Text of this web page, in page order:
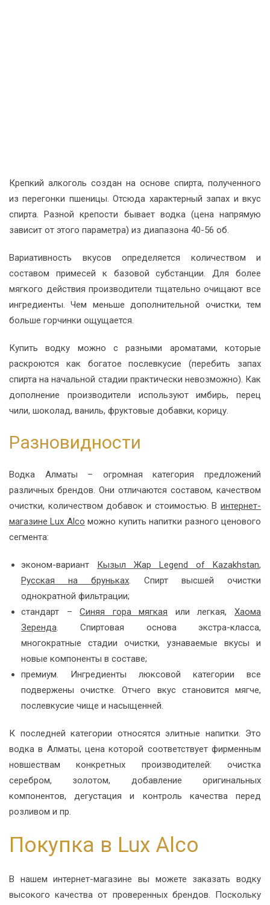
Крепкий алкоголь создан на основе спирта, полученного
из перегонки пшеницы. Отсюда характерный запах и вкус
спирта. Разной крепости бывает водка (цена напрямую
зависит от этого параметра) из диапазона 40-56 об.
Вариативность вкусов определяется количеством и
составом примесей к базовой субстанции. Для более
мягкого действия производители тщательно очищают все
ингредиенты. Чем меньше дополнительной очистки, тем
больше горчинки ощущается.
Купить водку можно с разными ароматами, которые
раскроются как богатое послевкусие (перебить запах
спирта на начальной стадии практически невозможно). Как
дополнение производители используют имбирь, перец
чили, шоколад, ваниль, фруктовые добавки, корицу.
Разновидности
Водка Алматы – огромная категория предложений
различных брендов. Они отличаются составом, качеством
очистки, количеством добавок и стоимостью. В интернет-
магазине Lux Alco можно купить напитки разного ценового
сегмента:
эконом-вариант Кызыл Жар Legend of Kazakhstan,
Русская на бруньках. Спирт высшей очистки
однократной фильтрации;
стандарт –Синяя гора мягкая или легкая,Хаома
Зеренда. Спиртовая основа экстра-класса,
многократные стадии очистки, узнаваемые вкусы и
новые компоненты в составе;
премиум. Ингредиенты люксовой категории все
подвержены очистке. Отчего вкус становится мягче,
послевкусие чище и насыщенней.
К последней категории относятся элитные напитки. Это
водка в Алматы, цена которой соответствует фирменным
новшествам конкретных производителей: очистка
серебром, золотом, добавление оригинальных
компонентов, дегустация и контроль качества перед
розливом и пр.
Покупка в Lux Alco
В нашем интернет-магазине вы можете заказать водку
высокого качества от проверенных брендов. Поскольку